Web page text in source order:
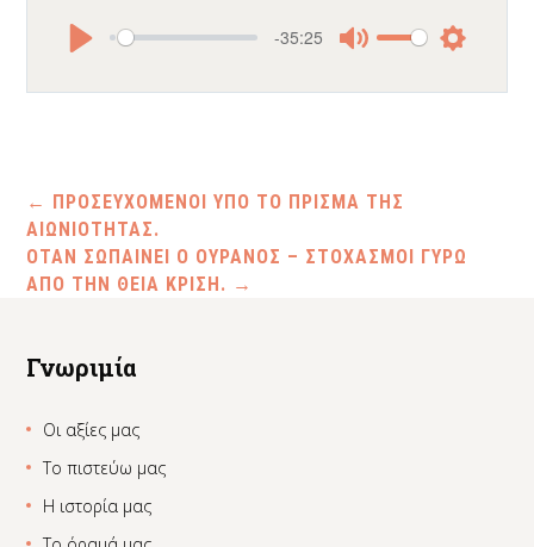
-35:25
← ΠΡΟΣΕΥΧΟΜΕΝΟΙ ΥΠΟ ΤΟ ΠΡΙΣΜΑ ΤΗΣ
ΑΙΩΝΙΟΤΗΤΑΣ.
ΟΤΑΝ ΣΩΠΑΙΝΕΙ Ο ΟΥΡΑΝΟΣ – ΣΤΟΧΑΣΜΟΙ ΓΥΡΩ
ΑΠΟ ΤΗΝ ΘΕΙΑ ΚΡΙΣΗ. →
Γνωριμία
Οι αξίες μας
Το πιστεύω μας
Η ιστορία μας